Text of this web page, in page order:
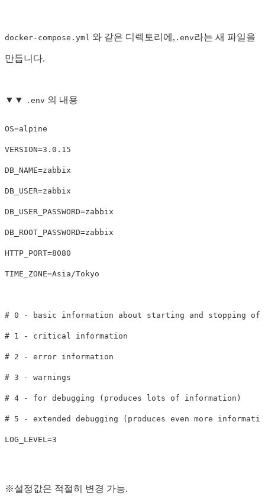
docker-compose.yml 와 같은 디렉토리에, .env라는 새 파일을
만듭니다.
▼▼ .env 의 내용
OS=alpine
VERSION=3.0.15
DB_NAME=zabbix
DB_USER=zabbix
DB_USER_PASSWORD=zabbix
DB_ROOT_PASSWORD=zabbix
HTTP_PORT=8080
TIME_ZONE=Asia/Tokyo
# 0 - basic information about starting and stopping of
# 1 - critical information
# 2 - error information
# 3 - warnings
# 4 - for debugging (produces lots of information)
# 5 - extended debugging (produces even more
※설정값은 적절히 변경 가능.